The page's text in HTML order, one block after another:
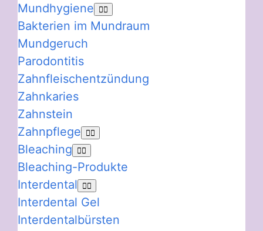
Mundhygiene
Bakterien im Mundraum
Mundgeruch
Parodontitis
Zahnfleischentzündung
Zahnkaries
Zahnstein
Zahnpflege
Bleaching
Bleaching-Produkte
Interdental
Interdental Gel
Interdentalbürsten